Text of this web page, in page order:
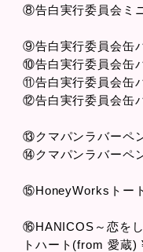
⑧告白実行委員会ミ
⑨告白実行委員会缶
⑩告白実行委員会缶
⑪告白実行委員会缶
⑫告白実行委員会缶
⑬クマパンラバーペ
⑭クマパンラバーペ
⑮HoneyWorksトー
⑯HANICOS～恋を
トハート(from 愛蔵)